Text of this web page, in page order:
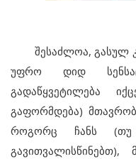
შესაძლოა, გასულ
უფრო დიდ
გადაწყვეტილება
გაფორმდება)
როგორც ჩანს (თუ
გავითვალისწინებთ),